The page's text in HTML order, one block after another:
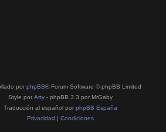
por phpBB® Forum Software © phpBB Limited
Style por Arty - phpBB 3.3 por MrGaby
Traducción al español por phpBB España
Privacidad | Condiciones